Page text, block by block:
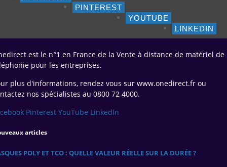
PINTEREST
YOUTUBE
LINKEDIN
est le n°1 en France de la Vente à distance de matériel de
pour les entreprises.
plus d'informations, rendez vous sur www.onedirect.fr ou
nos spécialistes au 0800 72 4000.
Pinterest YouTube LinkedIn
articles
POLY ET TCO : QUELLE VALEUR RÉELLE SUR LA DURÉE ?